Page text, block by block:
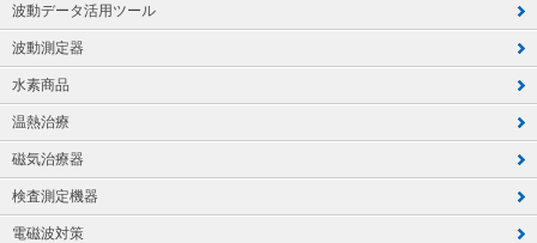
波動データ活用ツール
波動測定器
水素商品
温熱治療
磁気治療器
検査測定機器
電磁波対策